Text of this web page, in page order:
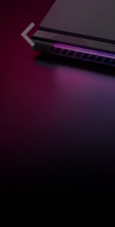
購入先一覧
サポート